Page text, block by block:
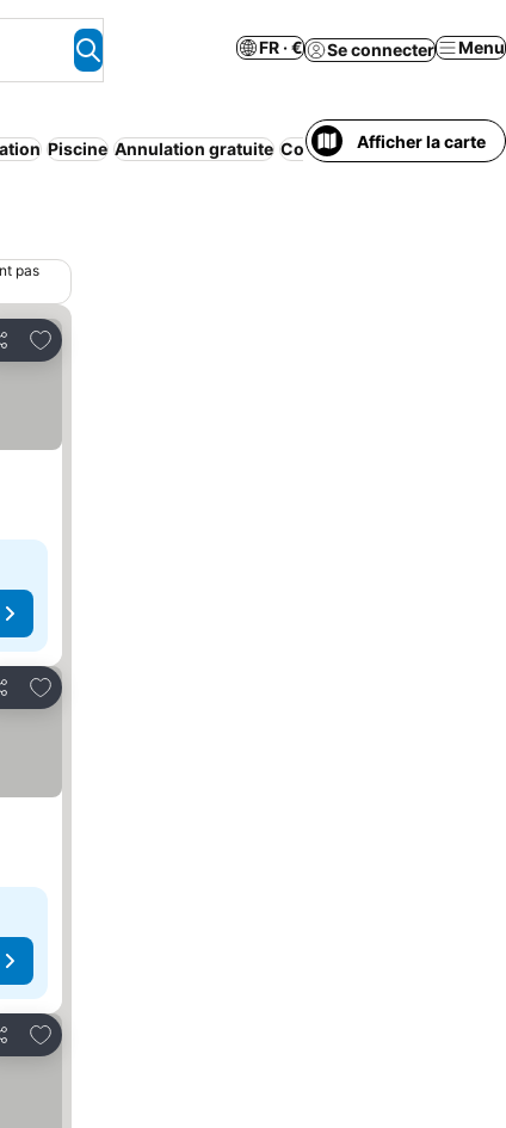
FR · € Se connecter Menu
Piscine Annulation gratuite Complexe touristique Wi-
Afficher la carte
pas
Ajouter à mes favoris
Ajouter à mes favoris
Ajouter à mes favoris